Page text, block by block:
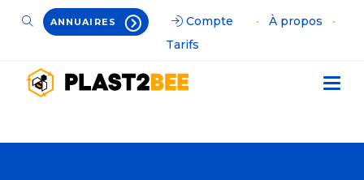
ANNUAIRES Compte • À propos
•
Tarifs